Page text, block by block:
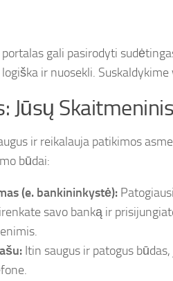
gali pasirodyti
ir nuosekli.
Jūsų
ir reikalauja patikimos
būdai:
(e. bankininkystė):
savo banką ir
Itin saugus ir patogus